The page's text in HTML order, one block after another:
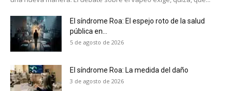
reducción de daños en tu correo
electrónico.
Subscribe to our daily clipping and
receive all the news of vaping and
tobacco harm reduction in your email.
El síndrome Roa: El espejo roto de la salud
pública en...
5 de agosto de 2026
El síndrome Roa: La medida del daño
3 de agosto de 2026